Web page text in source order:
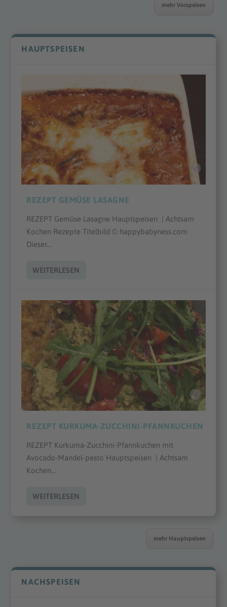
mehr Vorspeisen
HAUPTSPEISEN
REZEPT GEMÜSE LASAGNE
REZEPT Gemüse Lasagne Hauptspeisen | Achtsam
Kochen Rezepte Titelbild © happybabyness.com
Dieser...
WEITERLESEN
REZEPT KURKUMA-ZUCCHINI-PFANNKUCHEN
REZEPT Kurkuma-Zucchini-Pfannkuchen mit
Avocado-Mandel-pesto Hauptspeisen | Achtsam
Kochen...
WEITERLESEN
mehr Hauptspeisen
NACHSPEISEN